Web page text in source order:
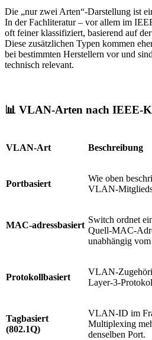
Die „nur zwei Arten“-Darstellung ist
In der Fachliteratur – vor allem im
oft feiner klassifiziert, basierend auf der
Diese zusätzlichen Typen kommen
bei bestimmten Herstellern vor und
technisch relevant.
📊 VLAN‑Arten nach
VLAN‑Art Beschreibung
Portbasiert
Wie oben
MAC‑adressbasiert
Switch ordnet
unabhängig
Protokollbasiert
Tagbasiert
(802.1Q)
VLAN‑ID im
Multiplexing
denselben Port.